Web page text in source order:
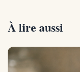
À lire aussi